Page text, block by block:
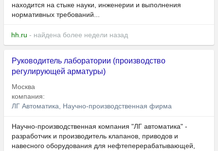
находится на стыке науки, инженерии и выполнения
нормативных требований...
hh.ru - найдена более недели назад
Руководитель лаборатории (производство
регулирующей арматуры)
Москва
компания:
ЛГ Автоматика, Научно-производственная фирма
Научно-производственная компания "ЛГ автоматика" -
разработчик и производитель клапанов, приводов и
навесного оборудования для нефтеперерабатывающей,